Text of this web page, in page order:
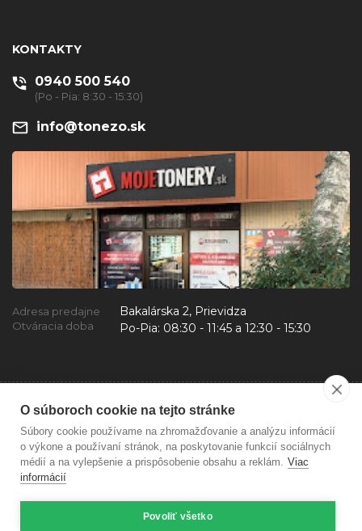
O súboroch cookie na tejto stránke
Súbory cookie používame na zhromažďovanie a analýzu informácií
o výkone a používaní stránok, na poskytovanie funkcií sociálnych
médií a na vylepšenie a prispôsobenie obsahu a reklám. Viac
informácií
Povoliť všetko
KONTAKTY
0940 500 540
(Po - Pia: 8:30 - 15:30)
info@tonezo.sk
Adresa predajne Bakalárska 2, Prievidza
Otváracia doba Po-Pia: 08:30 - 11:45 a 12:30 - 15:30